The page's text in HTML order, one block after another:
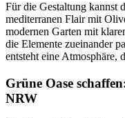
Für die Gestaltung kannst
mediterranen Flair mit
modernen Garten mit
die Elemente zueinander
entsteht eine Atmosphäre,
Grüne Oase
NRW